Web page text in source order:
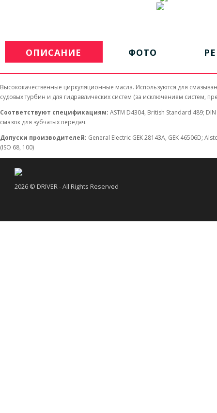
ОПИСАНИЕ ФОТО
Высококачественные циркуляционные масла. Используются для
судовых турбин и для гидравлических систем (за исключением систем,
Соответствуют спецификациям: ASTM D4304, British Standard 489;
смазок для зубчатых передач.
Допуски производителей: General Electric GEK 28143A, GEK 46506D;
(ISO 68, 100)
2026 © DRIVER - All Rights Reserved